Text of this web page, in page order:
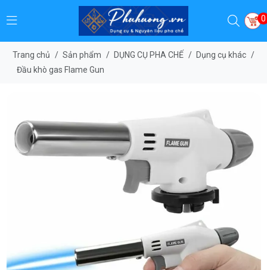
0
Trang chủ / Sản phẩm / DỤNG CỤ PHA CHẾ / Dụng cụ khác /
Đầu khò gas Flame Gun